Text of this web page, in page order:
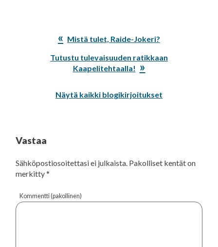
Edellinen
Mistä tulet, Raide-Jokeri?
Seuraava
artikkeli:
Tutustu tulevaisuuden ratikkaan
Kaapelitehtaalla!
Näytä kaikki blogikirjoitukset
Vastaa
Sähköpostiosoitettasi ei julkaista. Pakolliset kentät on
merkitty*
Kommentti (pakollinen)